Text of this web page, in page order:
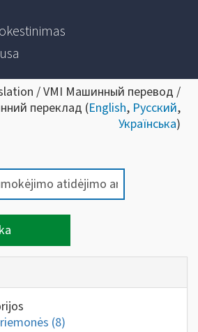
/ VMI Машинный перевод /
переклад (English, Русский,
Українська)
(8)